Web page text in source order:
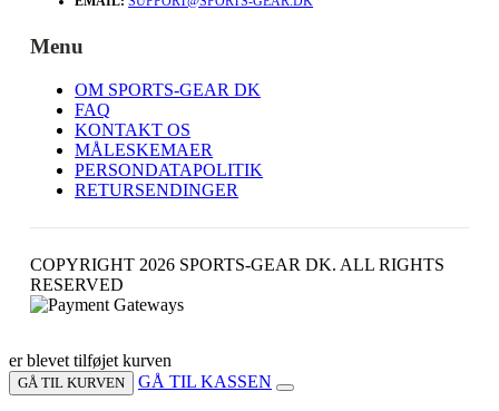
Menu
OM SPORTS-GEAR DK
FAQ
KONTAKT OS
MÅLESKEMAER
PERSONDATAPOLITIK
RETURSENDINGER
COPYRIGHT 2026 SPORTS-GEAR DK. ALL RIGHTS
RESERVED
er blevet tilføjet kurven
GÅ TIL KURVEN GÅ TIL KASSEN